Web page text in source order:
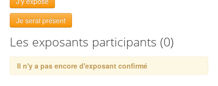
Je serai présent
Les exposants participants (0)
Il n'y a pas encore d'exposant confirmé